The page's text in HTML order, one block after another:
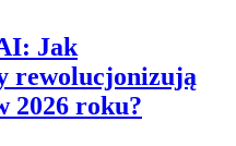
Jak
rewolucjonizują
2026 roku?